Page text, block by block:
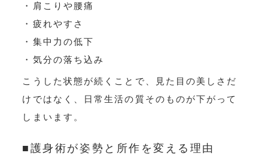
・肩こりや腰痛
・疲れやすさ
・集中力の低下
・気分の落ち込み
こうした状態が続くことで、見た目の美しさだ
けではなく、日常生活の質そのものが下がって
しまいます。
■護身術が姿勢と所作を変える理由